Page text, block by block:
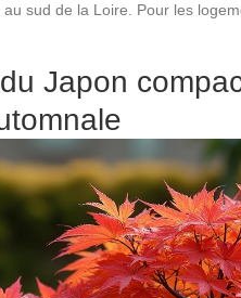
sud de la Loire. Pour les
Japon